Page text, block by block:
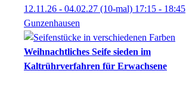
12.11.26 - 04.02.27 (10-mal) 17:15 - 18:45
Gunzenhausen
Weihnachtliches Seife sieden im
Kaltrührverfahren für Erwachsene